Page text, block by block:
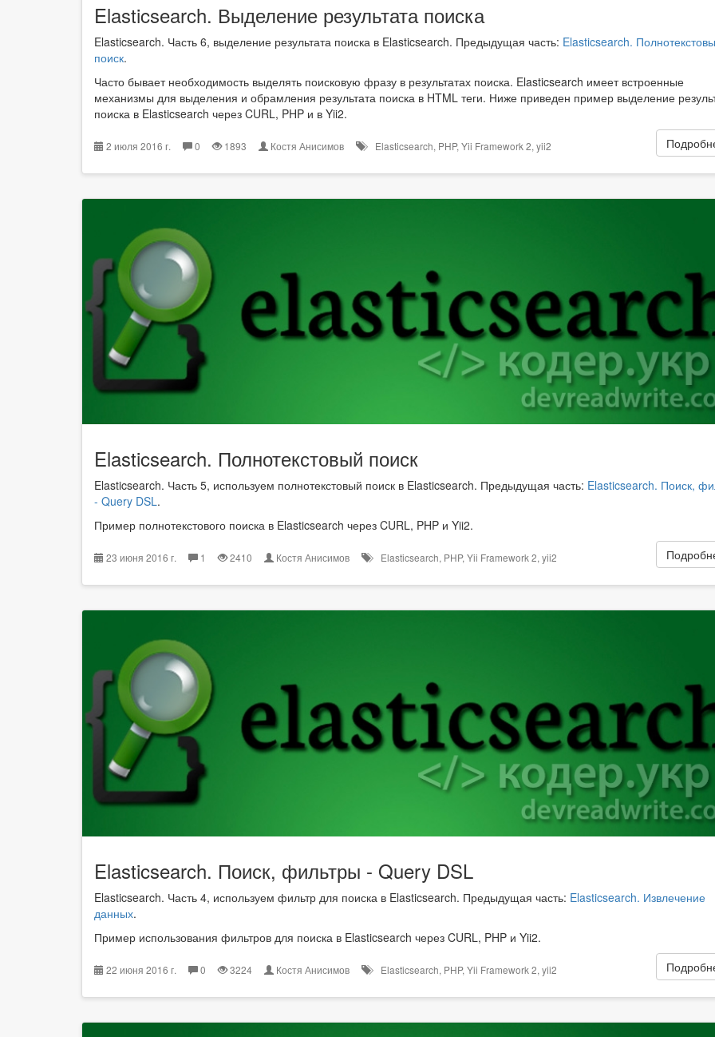
Elasticsearch. Выделение результата поиска
Elasticsearch. Часть 6, выделение результата поиска в Elasticsearch. Предыдущая часть: Elasticsearch.
поиск.
Часто бывает необходимость выделять поисковую фразу в результатах поиска. Elasticsearch имеет встроенные
механизмы для выделения и обрамления результата поиска в HTML теги. Ниже приведен пример выделение
поиска в Elasticsearch через CURL, PHP и в Yii2.
2 июля 2016 г. 0 1893 Костя Анисимов Elasticsearch, PHP, Yii Framework 2, yii2
Elasticsearch. Полнотекстовый поиск
Elasticsearch. Часть 5, используем полнотекстовый поиск в Elasticsearch. Предыдущая часть: Elasticsearch. Поиск,
- Query DSL.
Пример полнотекстового поиска в Elasticsearch через CURL, PHP и Yii2.
23 июня 2016 г. 1 2410 Костя Анисимов Elasticsearch, PHP,Yii Framework 2,yii2
Elasticsearch. Поиск, фильтры - Query DSL
Elasticsearch. Часть 4, используем фильтр для поиска в Elasticsearch. Предыдущая часть: Elasticsearch. Извлечение
данных.
Пример использования фильтров для поиска в Elasticsearch через CURL, PHP и Yii2.
22 июня 2016 г. 0 3224 Костя Анисимов Elasticsearch, PHP, Yii Framework 2, yii2